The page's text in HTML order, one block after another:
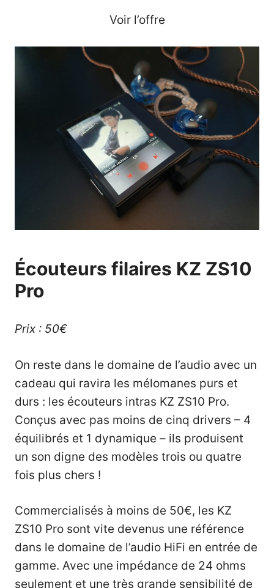
Voir l’offre
Écouteurs filaires KZ ZS10
Pro
Prix : 50€
On reste dans le domaine de l’audio avec un
cadeau qui ravira les mélomanes purs et
durs : les écouteurs intras KZ ZS10 Pro.
Conçus avec pas moins de cinq drivers – 4
équilibrés et 1 dynamique – ils produisent
un son digne des modèles trois ou quatre
fois plus chers !
Commercialisés à moins de 50€, les KZ
ZS10 Pro sont vite devenus une référence
dans le domaine de l’audio HiFi en entrée de
gamme. Avec une impédance de 24 ohms
seulement et une très grande sensibilité de